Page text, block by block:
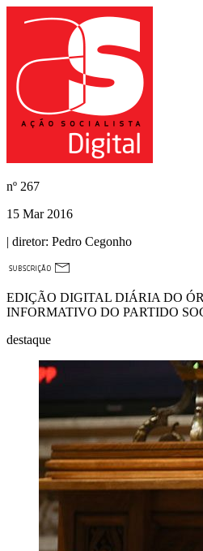
nº 267
15 Mar 2016
| diretor: Pedro Cegonho
EDIÇÃO DIGITAL DIÁRIA DO
INFORMATIVO DO PARTIDO
destaque